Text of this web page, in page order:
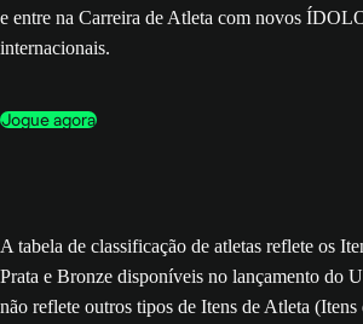
e entre na Carreira de Atleta com novos
internacionais.
Jogue agora
A tabela de classificação de atletas reflete os
Prata e Bronze disponíveis no lançamento do
não reflete outros tipos de Itens de Atleta